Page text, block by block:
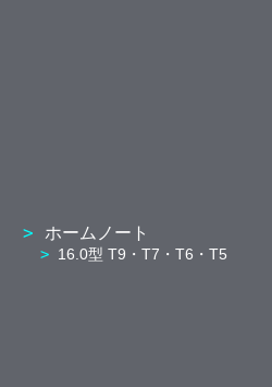
ホームノート
16.0型 T9・T7・T6・T5